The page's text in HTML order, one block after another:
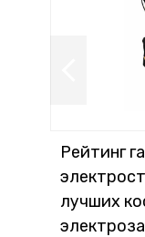
Рейтинг
лучших